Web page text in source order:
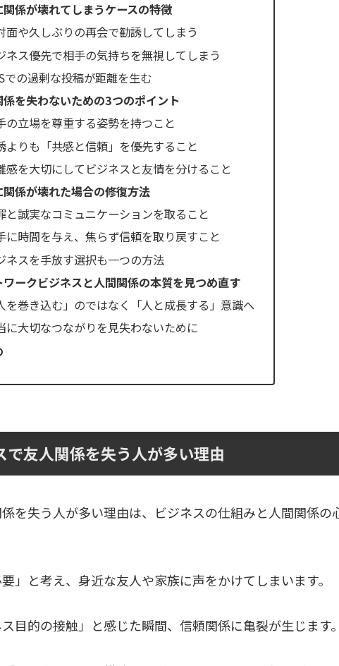
関係が壊れてしまうケースの特徴
面や久しぶりの再会で勧誘してしまう
ネス優先で相手の気持ちを無視してしまう
での過剰な投稿が距離を生む
係を失わないための3つのポイント
の立場を尊重する姿勢を持つこと
よりも「共感と信頼」を優先すること
感を大切にしてビジネスと友情を分けること
関係が壊れた場合の修復方法
と誠実なコミュニケーションを取ること
に時間を与え、焦らず信頼を取り戻すこと
ネスを手放す選択も一つの方法
ワークビジネスと人間関係の本質を見つめ直す
を巻き込む」のではなく「人と成長する」意識へ
に大切なつながりを見失わないために
友人関係を失う人が多い理由
を失う人が多い理由は、ビジネスの仕組みと人間関係の
」と考え、身近な友人や家族に声をかけてしまいます。
目的の接触」と感じた瞬間、信頼関係に亀裂が生じます。